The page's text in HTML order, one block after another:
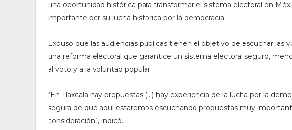
una oportunidad histórica para transformar el sistema electoral en
importante por su lucha histórica por la democracia.
Expuso que las audiencias públicas tienen el objetivo de escuchar las
una reforma electoral que garantice un sistema electoral seguro,
al voto y a la voluntad popular.
“En Tlaxcala hay propuestas (…) hay experiencia de la lucha por la
segura de que aquí estaremos escuchando propuestas muy
consideración”, indicó.